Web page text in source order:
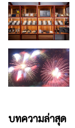
บทความล่าสุด